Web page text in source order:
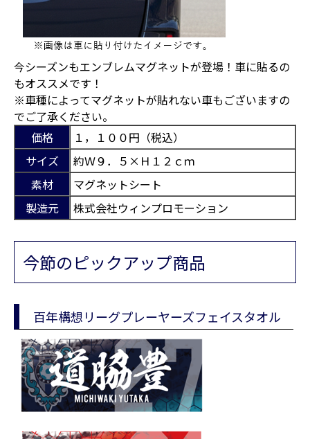
今シーズンもエンブレムマグネットが登場！車に貼るの
もオススメです！
※車種によってマグネットが貼れない車もございますの
でご了承ください。
価格
１，１００円（税込）
サイズ
約Ｗ９．５×Ｈ１２ｃｍ
素材
マグネットシート
製造元
株式会社ウィンプロモーション
今節のピックアップ商品
百年構想リーグプレーヤーズフェイスタオル